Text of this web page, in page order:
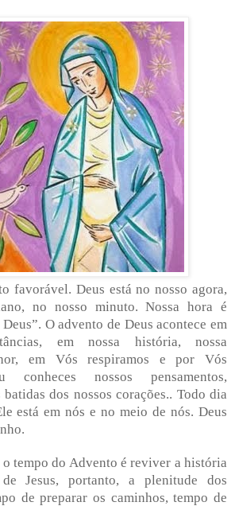
favorável. Deus está no nosso agora,
no nosso minuto. Nossa hora é
O advento de Deus acontece em
em nossa história, nossa
em Vós respiramos e por Vós
conheces nossos pensamentos,
batidas dos nossos corações.. Todo dia
está em nós e no meio de nós. Deus
o tempo do Advento é reviver a história
Jesus, portanto, a plenitude dos
de preparar os caminhos, tempo de